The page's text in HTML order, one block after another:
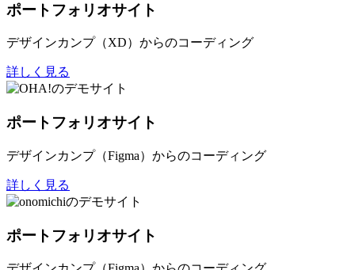
ポートフォリオサイト
デザインカンプ（XD）からのコーディング
詳しく見る
ポートフォリオサイト
デザインカンプ（Figma）からのコーディング
詳しく見る
ポートフォリオサイト